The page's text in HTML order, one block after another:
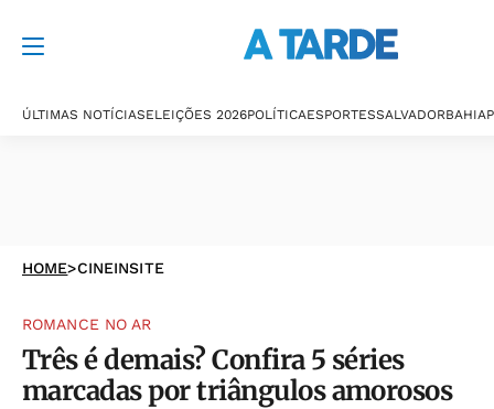
ÚLTIMAS NOTÍCIASELEIÇÕES 2026POLÍTICAESPORTESSALVADORBAHIA
HOME>CINEINSITE
ROMANCE NO AR
Três é demais? Confira 5 séries
marcadas por triângulos amorosos